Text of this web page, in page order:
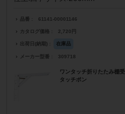
品番 61141-00001146
カタログ価格 2,720円
出荷日(納期) 在庫品
メーカー型番 309718
ワンタッチ折りたたみ棚受
タッチポン